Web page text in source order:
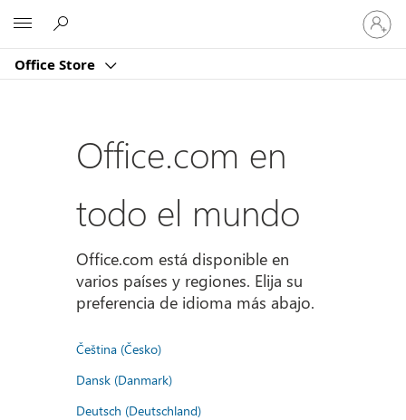
Office Store
Iniciar
sesión
en
cuenta
Office.com en
todo el mundo
Office.com está disponible en
varios países y regiones. Elija su
preferencia de idioma más abajo.
Čeština (Česko)
Dansk (Danmark)
Deutsch (Deutschland)